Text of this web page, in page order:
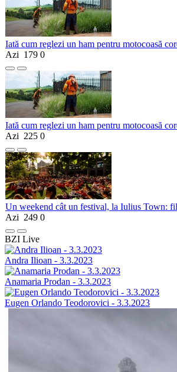
Iată cum reglezi un ham pentru motocoasă
Azi 179 0
Iată cum reglezi un ham pentru motocoasă
Azi 225 0
Un weekend cât un festival, la Iulius Town:
Azi 249 0
BZI Live
Andra Ilioan - 3.3.2023
Anamaria Prodan - 3.3.2023
Eugen Orlando Teodorovici - 3.3.2023